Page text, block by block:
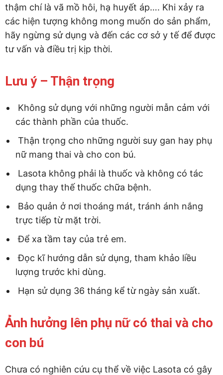
thậm chí là vã mồ hôi, hạ huyết áp…. Khi xảy ra
các hiện tượng không mong muốn do sản phẩm,
hãy ngừng sử dụng và đến các cơ sở y tế để được
tư vấn và điều trị kịp thời.
Lưu ý – Thận trọng
Không sử dụng với những người mẫn cảm với
các thành phần của thuốc.
Thận trọng cho những người suy gan hay phụ
nữ mang thai và cho con bú.
Lasota không phải là thuốc và không có tác
dụng thay thế thuốc chữa bệnh.
Bảo quản ở nơi thoáng mát, tránh ánh nắng
trực tiếp từ mặt trời.
Để xa tầm tay của trẻ em.
Đọc kĩ hướng dẫn sử dụng, tham khảo liều
lượng trước khi dùng.
Hạn sử dụng 36 tháng kể từ ngày sản xuất.
Ảnh hưởng lên phụ nữ có thai và cho
con bú
Chưa có nghiên cứu cụ thể về việc Lasota có gây